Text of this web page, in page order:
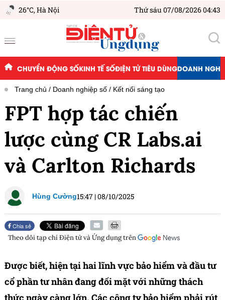
26°C,Hà Nội Thứ sáu 07/08/2026 04:43
CHUYỂN ĐỘNG SỐKINH TẾ SỐĐIỆN TỬ TIÊU DÙNGDOANH
Trang chủ Doanh nghiệp số Kết nối sáng tạo
FPT hợp tác chiến
lược cùng CR Labs.ai
và Carlton Richards
Hùng Cường15:47 |08/10/2025
Chia sẻ
Theo dõi tạp chíĐiện tử và Ứng dụngtrên
Được biết, hiện tại hai lĩnh vực bảo hiểm và đầu tư
cổ phần tư nhân đang đối mặt với những thách